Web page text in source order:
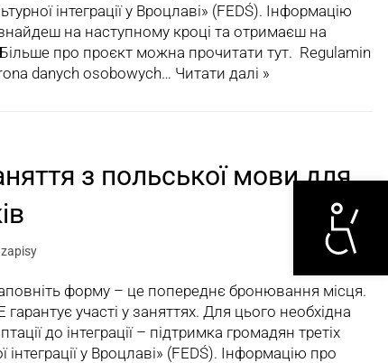
Otwórz
інтеграції у Вроцлаві» (FEDŚ). Інформацію
на наступному кроці та отримаєш на
про проєкт можна прочитати тут. Regulamin
danych osobowych… Читати далі »
з польської мови для
zapisy
форму – це попереднє бронювання місця.
участі у заняттях. Для цього необхідна
до інтеграції – підтримка громадян третіх
інтеграції у Вроцлаві» (FEDŚ). Інформацію про